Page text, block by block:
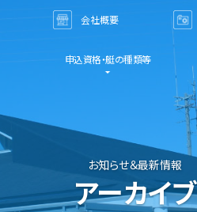
会社概要
申込資格・艇の種類等
お知らせ＆最新情報
アーカイブ